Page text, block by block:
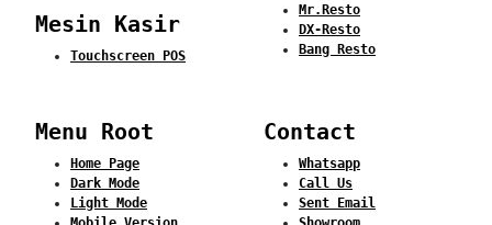
Mesin Kasir
Touchscreen POS
Mr.Resto
DX-Resto
Bang Resto
Menu Root
Home Page
Dark Mode
Light Mode
Contact
Whatsapp
Call Us
Sent Email